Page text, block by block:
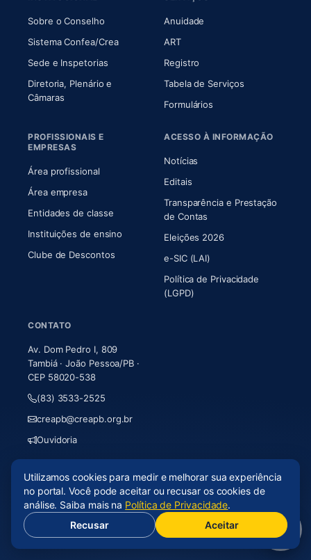
Sobre o Conselho(abre em nova aba)
Sistema Confea/Crea(abre em nova aba)
Sede e Inspetorias
Diretoria, Plenário e
Câmaras(abre em nova aba)
Anuidade
ART(abre em nova aba)
Registro
Tabela de Serviços
Formulários
PROFISSIONAIS E
EMPRESAS
Área profissional
Área empresa
Entidades de classe
Instituições de ensino
Clube de Descontos
ACESSO À INFORMAÇÃO
Notícias
Editais
Transparência e Prestação
de Contas
Eleições 2026
e-SIC (LAI)
Política de Privacidade
(LGPD)
CONTATO
Av. Dom Pedro I, 809
Tambiá · João Pessoa/PB ·
CEP 58020-538
(83) 3533-2525
creapb@creapb.org.br
Ouvidoria
© 2026 CREA-PB · Todos os direitos reservados
Acessibilidade
Mapa do site· LGPD
Desenvolvido porAxium Analytics(abre em nova aba)
Utilizamos cookies para medir e melhorar sua experiência
no portal. Você pode aceitar ou recusar os cookies de
análise. Saiba mais na Política de Privacidade.
Recusar
Aceitar